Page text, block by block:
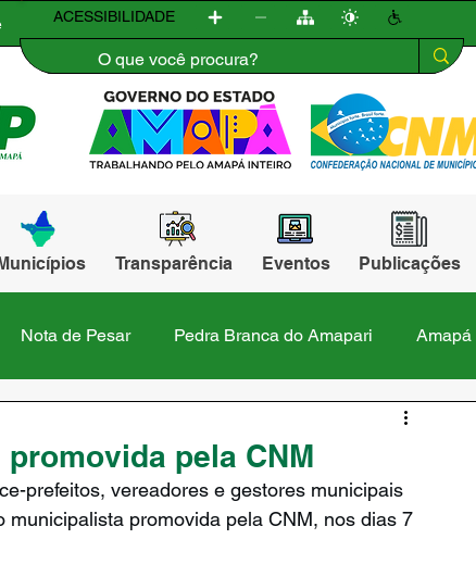
ACESSIBILIDADE
Transparência Eventos Publicações
Nota de Pesar Pedra Branca do Amapari Amapá
Mazagão
Serra do Navio Tartarugalzinho
pela CNM
prefeitos, vereadores e gestores municipais
promovida pela CNM, nos dias 7